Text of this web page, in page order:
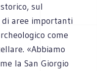
sul
aree importanti
come
«Abbiamo
la San Giorgio